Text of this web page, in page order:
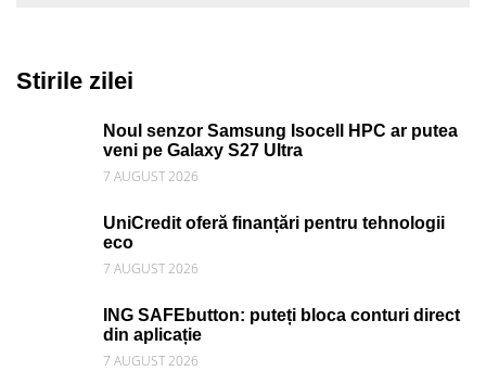
Stirile zilei
Noul senzor Samsung Isocell HPC ar putea
veni pe Galaxy S27 Ultra
7 AUGUST 2026
UniCredit oferă finanțări pentru tehnologii
eco
7 AUGUST 2026
ING SAFEbutton: puteți bloca conturi direct
din aplicație
7 AUGUST 2026